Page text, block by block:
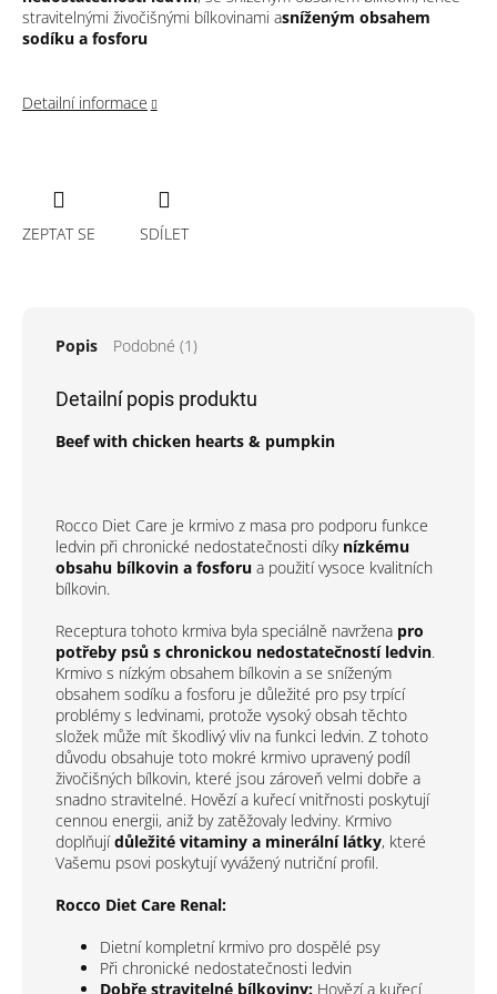
stravitelnými živočišnými bílkovinami asníženým obsahem
sodíku a fosforu
Detailní informace
ZEPTAT SE SDÍLET
Popis Podobné (1)
Detailní popis produktu
Beef with chicken hearts & pumpkin
Rocco Diet Care je krmivo z masa pro podporu funkce
ledvin při chronické nedostatečnosti díkynízkému
obsahu bílkovin a fosforu a použití vysoce kvalitních
bílkovin.
Receptura tohoto krmiva byla speciálně navržena pro
potřeby psů s chronickou nedostatečností ledvin.
Krmivo s nízkým obsahem bílkovin a se sníženým
obsahem sodíku a fosforu je důležité pro psy trpící
problémy s ledvinami, protože vysoký obsah těchto
složek může mít škodlivý vliv na funkci ledvin. Z tohoto
důvodu obsahuje toto mokré krmivo upravený podíl
živočišných bílkovin, které jsou zároveň velmi dobře a
snadno stravitelné. Hovězí a kuřecí vnitřnosti poskytují
cennou energii, aniž by zatěžovaly ledviny. Krmivo
doplňujídůležité vitaminy a minerální látky, které
Vašemu psovi poskytují vyvážený nutriční profil.
Rocco Diet Care Renal:
Dietní kompletní krmivo pro dospělé psy
Při chronické nedostatečnosti ledvin
Dobře stravitelné bílkoviny: Hovězí a kuřecí